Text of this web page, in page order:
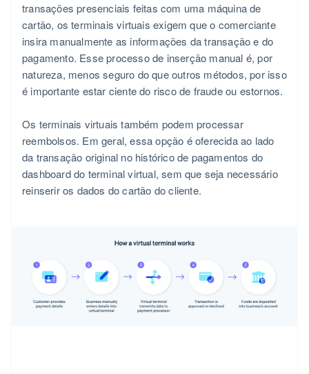
transações presenciais feitas com uma máquina de
cartão, os terminais virtuais exigem que o comerciante
insira manualmente as informações da transação e do
pagamento. Esse processo de inserção manual é, por
natureza, menos seguro do que outros métodos, por isso
é importante estar ciente do risco de fraude ou estornos.
Os terminais virtuais também podem processar
reembolsos. Em geral, essa opção é oferecida ao lado
da transação original no histórico de pagamentos do
dashboard do terminal virtual, sem que seja necessário
reinserir os dados do cartão do cliente.